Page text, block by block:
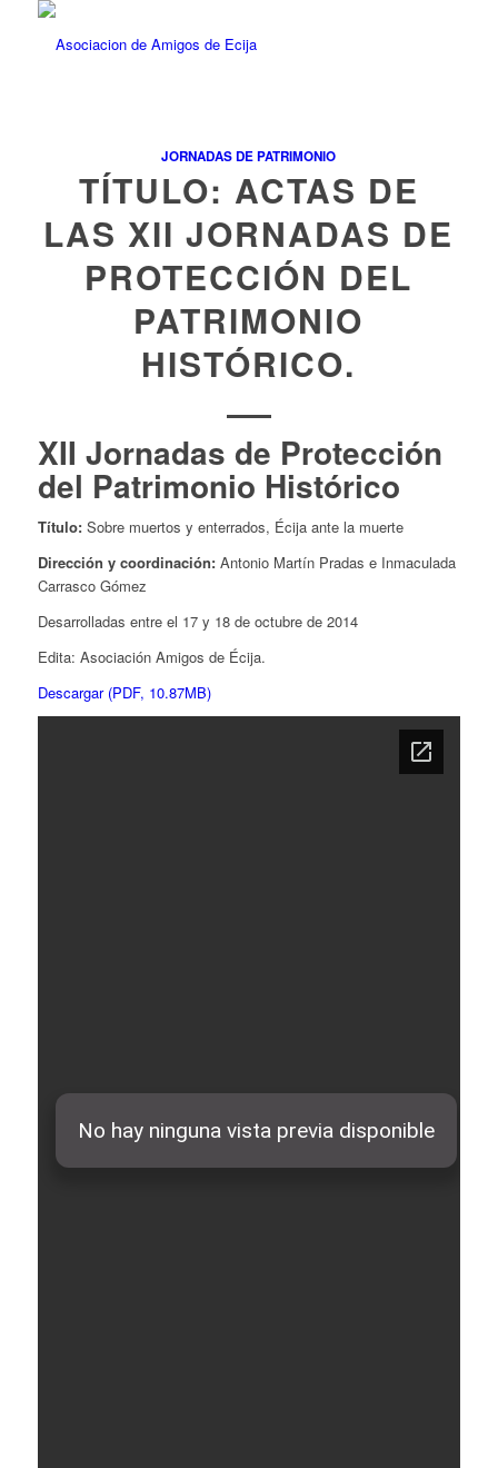
JORNADAS DE PATRIMONIO
TÍTULO: ACTAS DE
LAS XII JORNADAS DE
PROTECCIÓN DEL
PATRIMONIO
HISTÓRICO.
XII Jornadas de Protección
del Patrimonio Histórico
Título:Sobre muertos y enterrados, Écija ante la muerte
Dirección y coordinación:Antonio Martín Pradas e Inmaculada
Carrasco Gómez
Desarrolladas entre el 17 y 18 de octubre de 2014
Edita: Asociación Amigos de Écija.
Descargar (PDF, 10.87MB)